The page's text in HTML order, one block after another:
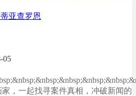
亚查罗恩
05
，一起找寻案件真相，冲破新闻的